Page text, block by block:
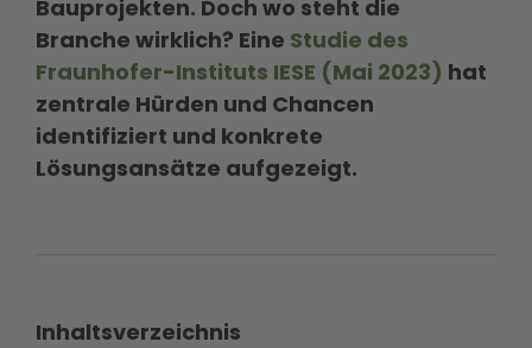
Bauprojekten. Doch wo steht die
Branche wirklich? Eine Studie des
Fraunhofer-Instituts IESE (Mai 2023) hat
zentrale Hürden und Chancen
identifiziert und konkrete
Lösungsansätze aufgezeigt.
Inhaltsverzeichnis